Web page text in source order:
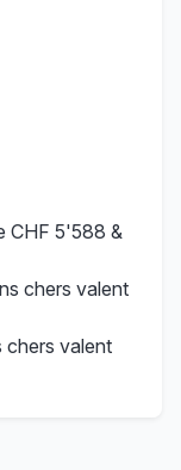
CHF 5'588 &
chers valent
chers valent